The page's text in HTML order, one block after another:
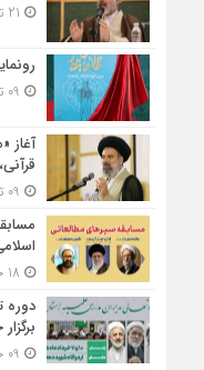
دوره